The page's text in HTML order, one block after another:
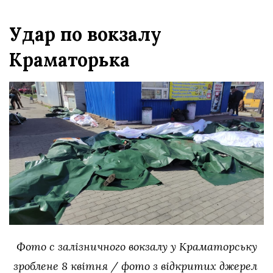
Удар по вокзалу
Краматорька
Фото с залізничного вокзалу у Краматорську
зроблене 8 квітня / фото з відкритих джерел